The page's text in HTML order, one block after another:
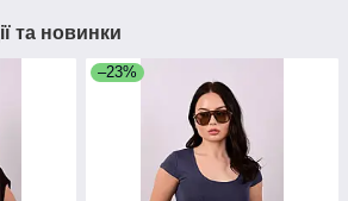
та новинки
–23%